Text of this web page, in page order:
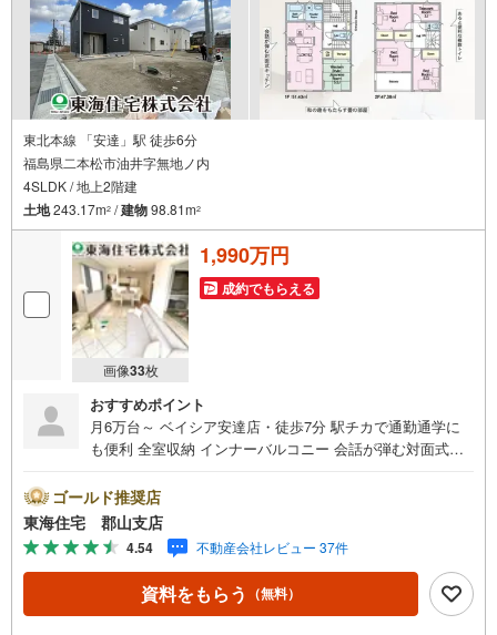
東北本線 「安達」駅 徒歩6分
福島県二本松市油井字無地ノ内
4SLDK / 地上2階建
土地243.17m2 /建物98.81m2
画像33枚
1,990万円
成約でもらえる
おすすめポイント
月6万台～ ベイシア安達店・徒歩7分 駅チカで通勤通学に
も便利 全室収納 インナーバルコニー 会話が弾む対面式キ
できます ■東海住宅 郡山支店が選ばれる理由1郡山市を中
心に多数の物件を取り扱っています。 新築・中古様々な
物件をご紹介可能です。ぜひお気軽にお問合せ下さい。2お
家の購入だけでなく、売却もぜひお任せください。 でき
る限りお客様のご要望を実現するために、責任を持って物
件をお預かり致します。3創業50年以上 独自のノウハウで
ゴールド推奨店
東海住宅 郡山支店
4.54 不動産会社レビュー 37件
資料をもらう （無料）